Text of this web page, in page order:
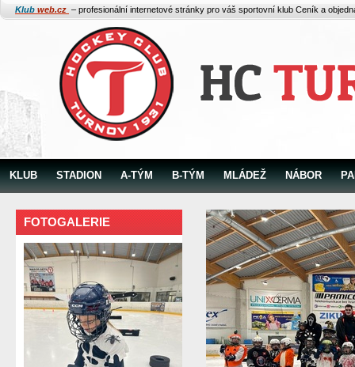
Klub web.cz – profesionální internetové stránky pro váš sportovní klub Ceník a
KLUB STADION A-TÝM B-TÝM MLÁDEŽ NÁBOR
FOTOGALERIE